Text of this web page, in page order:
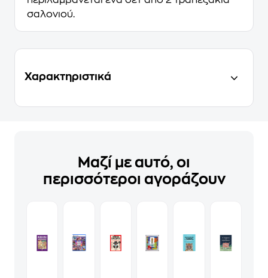
σαλονιού.
Χαρακτηριστικά
Μαζί με αυτό, οι
περισσότεροι αγοράζουν